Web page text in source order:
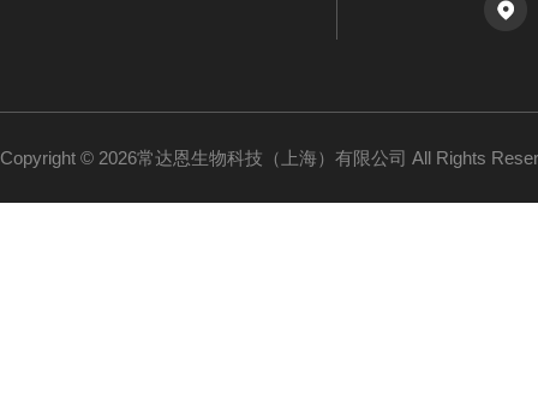
Copyright © 2026常达恩生物科技（上海）有限公司 All Rights